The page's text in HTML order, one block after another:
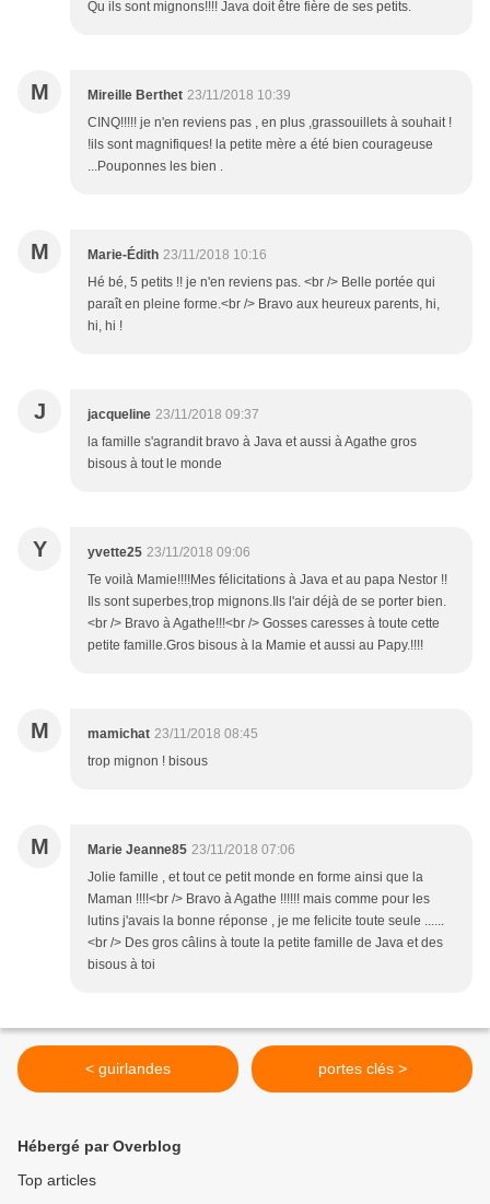
Qu ils sont mignons!!!! Java doit être fière de ses petits.
M Mireille Berthet 23/11/2018 10:39
CINQ!!!!! je n'en reviens pas , en plus ,grassouillets à souhait !
!ils sont magnifiques! la petite mère a été bien courageuse
...Pouponnes les bien .
M Marie-Édith 23/11/2018 10:16
Hé bé, 5 petits !! je n'en reviens pas. <br /> Belle portée qui
paraît en pleine forme.<br /> Bravo aux heureux parents, hi,
hi, hi !
J jacqueline 23/11/2018 09:37
la famille s'agrandit bravo à Java et aussi à Agathe gros
bisous à tout le monde
Y yvette25 23/11/2018 09:06
Te voilà Mamie!!!!Mes félicitations à Java et au papa Nestor !!
Ils sont superbes,trop mignons.Ils l'air déjà de se porter bien.
<br /> Bravo à Agathe!!!<br /> Gosses caresses à toute cette
petite famille.Gros bisous à la Mamie et aussi au Papy.!!!!
M mamichat 23/11/2018 08:45
trop mignon ! bisous
M Marie Jeanne85 23/11/2018 07:06
Jolie famille , et tout ce petit monde en forme ainsi que la
Maman !!!!<br /> Bravo à Agathe !!!!!! mais comme pour les
lutins j'avais la bonne réponse , je me felicite toute seule ......
<br /> Des gros câlins à toute la petite famille de Java et des
bisous à toi
< guirlandes portes clés >
Hébergé par Overblog
Top articles